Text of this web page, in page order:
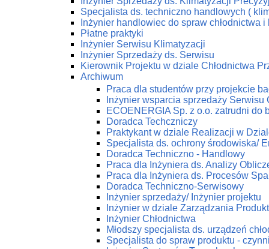
Specjalista ds. techniczno handlowych (
Inżynier handlowiec do spraw chłodnictwa
Płatne praktyki
Inżynier Serwisu Klimatyzacji
Inżynier Sprzedaży ds. Serwisu
Kierownik Projektu w dziale Chłodnictwa
Archiwum
Praca dla studentów przy projekcie
Inżynier wsparcia sprzedaży Serwisu
ECOENERGIA Sp. z o.o. zatrudni do
Doradca Techczniczy
Praktykant w dziale Realizacji w
Specjalista ds. ochrony środowiska/
Doradca Techniczno - Handlowy
Praca dla Inżyniera ds. Analizy
Praca dla Inżyniera ds. Procesów
Doradca Techniczno-Serwisowy
Inżynier sprzedaży/ Inżynier projektu
Inżynier w dziale Zarządzania
Inżynier Chłodnictwa
Młodszy specjalista ds. urządzeń
Specjalista do spraw produktu -